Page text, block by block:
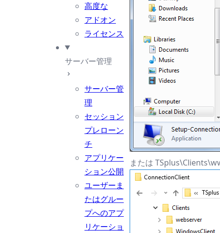
高度な
アドオン
ライセンス
サーバー管理
サーバー管
理
セッション
プレローン
チ
アプリケー
ション公開
ユーザーま
たはグルー
プへのアプ
リケーショ
または